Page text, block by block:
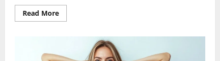
Read MoreRead
more
походження,